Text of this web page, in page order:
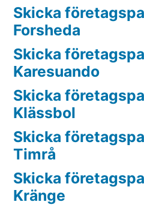
Skicka
Forsheda
Skicka
Karesuando
Skicka
Klässbol
Skicka
Timrå
Skicka
Kränge